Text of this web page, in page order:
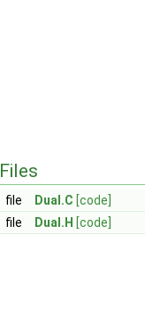
Files
file Dual.C [code]
file
Dual.H [code]